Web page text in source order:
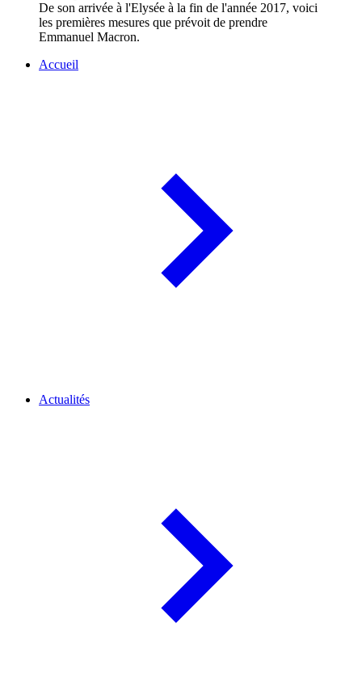
De son arrivée à l'Elysée à la fin de l'année 2017, voici
les premières mesures que prévoit de prendre
Emmanuel Macron.
Accueil
Actualités